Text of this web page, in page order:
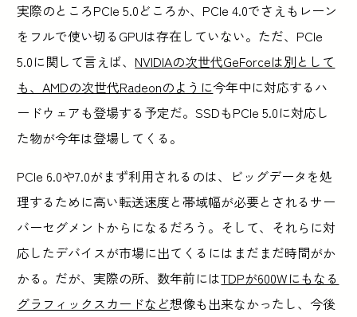
実際のところPCIe 5.0どころか、PCIe 4.0でさえもレーン
をフルで使い切るGPUは存在していない。ただ、PCIe
5.0に関して言えば、 NVIDIAの次世代GeForceは別として
も、AMDの次世代Radeonのように今年中に対応するハ
ードウェアも登場する予定だ。SSDもPCIe 5.0に対応し
た物が今年は登場してくる。
PCIe 6.0や7.0がまず利用されるのは、ビッグデータを処
理するために高い転送速度と帯域幅が必要とされるサー
バーセグメントからになるだろう。そして、それらに対
応したデバイスが市場に出てくるにはまだまだ時間がか
かる。だが、実際の所、数年前にはTDPが600Wにもなる
グラフィックスカードなど想像も出来なかったし、今後